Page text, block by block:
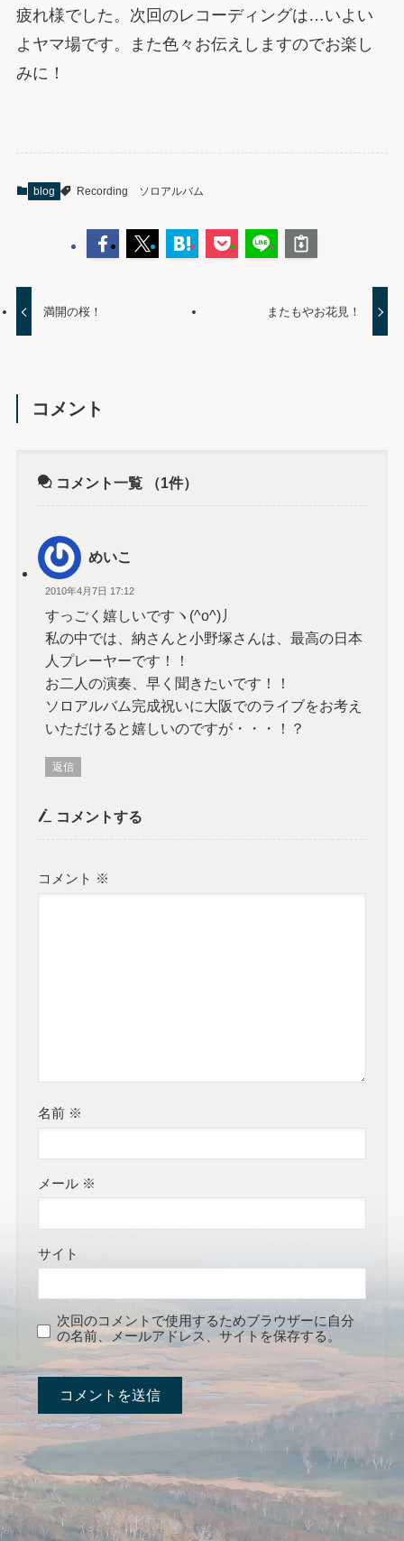
疲れ様でした。次回のレコーディングは…いよい
よヤマ場です。また色々お伝えしますのでお楽し
みに！
blog Recording ソロアルバム
満開の桜！ またもやお花見！
コメント
コメント一覧 （1件）
めいこ
2010年4月7日 17:12
すっごく嬉しいですヽ(^o^)丿
私の中では、納さんと小野塚さんは、最高の日本
人プレーヤーです！！
お二人の演奏、早く聞きたいです！！
ソロアルバム完成祝いに大阪でのライブをお考え
いただけると嬉しいのですが・・・！？
返信
コメントする
コメント ※
名前 ※
メール ※
サイト
次回のコメントで使用するためブラウザーに自分
の名前、メールアドレス、サイトを保存する。